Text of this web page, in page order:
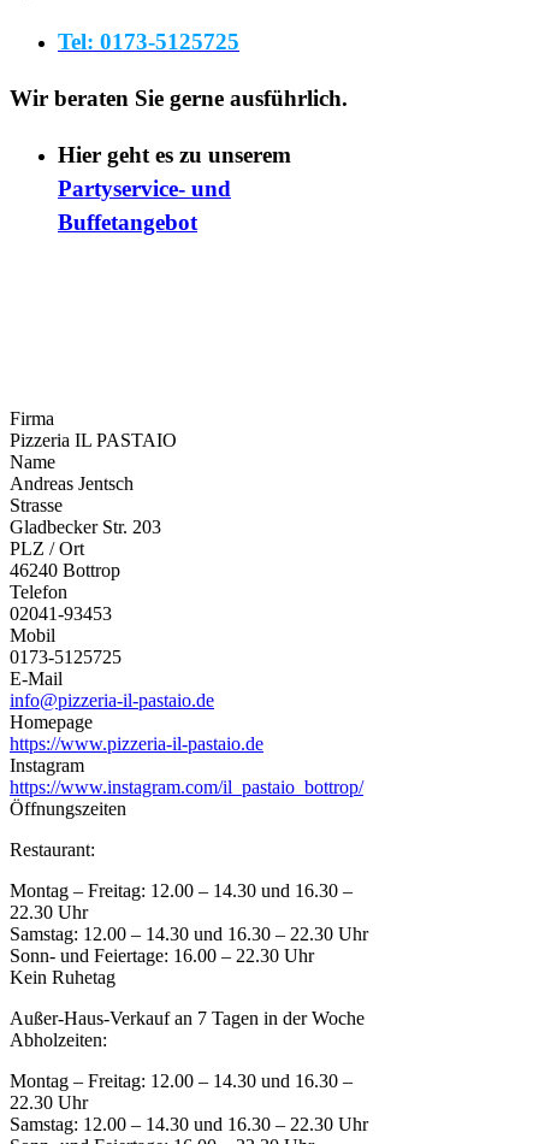
Tel: 0173-5125725
Wir beraten Sie gerne ausführlich.
Hier geht es zu unserem
Partyservice- und
Buffetangebot
Firma
Pizzeria IL PASTAIO
Name
Andreas Jentsch
Strasse
Gladbecker Str. 203
PLZ / Ort
46240 Bottrop
Telefon
02041-93453
Mobil
0173-5125725
E-Mail
info@pizzeria-il-pastaio.de
Homepage
https://www.pizzeria-il-pastaio.de
Instagram
https://www.instagram.com/il_pastaio_bottrop/
Öffnungszeiten
Restaurant:
Montag – Freitag: 12.00 – 14.30 und 16.30 –
22.30 Uhr
Samstag: 12.00 – 14.30 und 16.30 – 22.30 Uhr
Sonn- und Feiertage: 16.00 – 22.30 Uhr
Kein Ruhetag
Außer-Haus-Verkauf an 7 Tagen in der Woche
Abholzeiten:
Montag – Freitag: 12.00 – 14.30 und 16.30 –
22.30 Uhr
Samstag: 12.00 – 14.30 und 16.30 – 22.30 Uhr